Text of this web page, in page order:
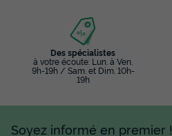
Des spécialistes
à votre écoute: Lun. à Ven.
9h-19h / Sam. et Dim. 10h-
19h
Soyez informé en premier !